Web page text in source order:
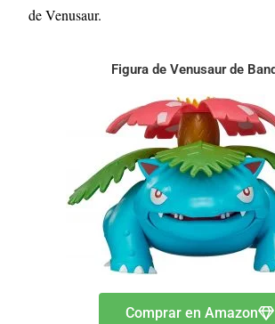
de Venusaur.
Figura de Venusaur de
Comprar en Amazon